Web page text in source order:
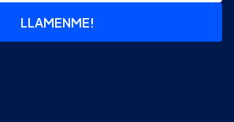
LLAMENME!